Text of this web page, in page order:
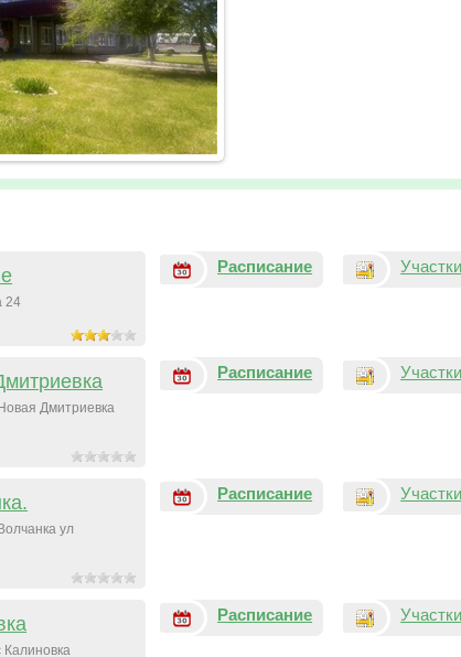
24
Расписание Участки
Дмитриевка
Расписание Участки
ул
Расписание Участки
Калиновка
Расписание Участки